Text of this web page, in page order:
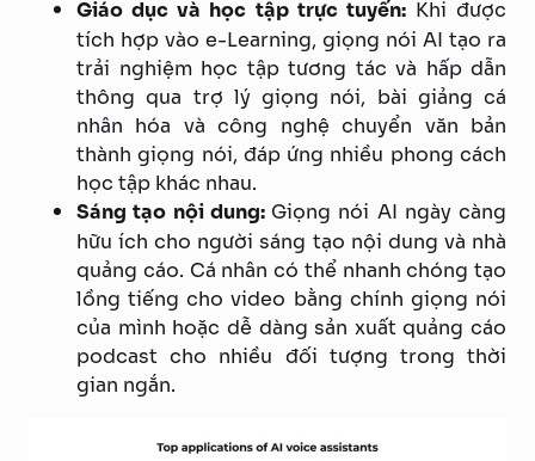
Giáo dục và học tập trực tuyến:Khi được
tích hợp vào e-Learning, giọng nói AI tạo ra
trải nghiệm học tập tương tác và hấp dẫn
thông qua trợ lý giọng nói, bài giảng cá
nhân hóa và công nghệ chuyển văn bản
thành giọng nói, đáp ứng nhiều phong cách
học tập khác nhau.
Sáng tạo nội dung: Giọng nói AI ngày càng
hữu ích cho người sáng tạo nội dung và nhà
quảng cáo. Cá nhân có thể nhanh chóng tạo
lồng tiếng cho video bằng chính giọng nói
của mình hoặc dễ dàng sản xuất quảng cáo
podcast cho nhiều đối tượng trong thời
gian ngắn.